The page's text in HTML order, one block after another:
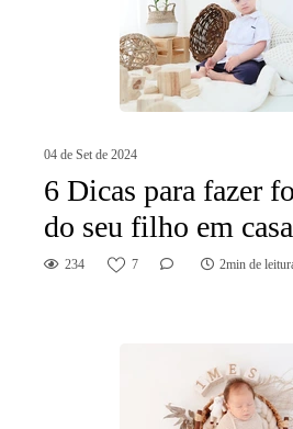
04 de Set de 2024
6 Dicas para fazer
do seu filho em casa
234 7 2min de